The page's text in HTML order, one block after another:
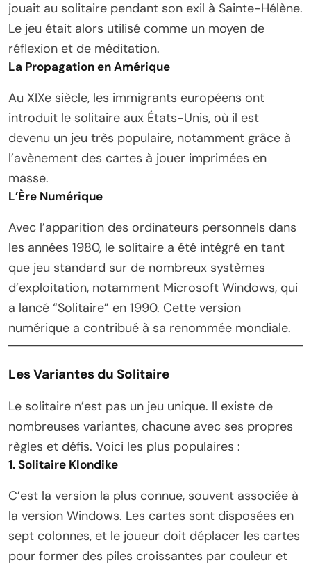
jouait au solitaire pendant son exil à Sainte-Hélène.
Le jeu était alors utilisé comme un moyen de
réflexion et de méditation.
La Propagation en Amérique
Au XIXe siècle, les immigrants européens ont
introduit le solitaire aux États-Unis, où il est
devenu un jeu très populaire, notamment grâce à
l’avènement des cartes à jouer imprimées en
masse.
L’Ère Numérique
Avec l’apparition des ordinateurs personnels dans
les années 1980, le solitaire a été intégré en tant
que jeu standard sur de nombreux systèmes
d’exploitation, notamment Microsoft Windows, qui
a lancé “Solitaire” en 1990. Cette version
numérique a contribué à sa renommée mondiale.
Les Variantes du Solitaire
Le solitaire n’est pas un jeu unique. Il existe de
nombreuses variantes, chacune avec ses propres
règles et défis. Voici les plus populaires :
1. Solitaire Klondike
C’est la version la plus connue, souvent associée à
la version Windows. Les cartes sont disposées en
sept colonnes, et le joueur doit déplacer les cartes
pour former des piles croissantes par couleur et